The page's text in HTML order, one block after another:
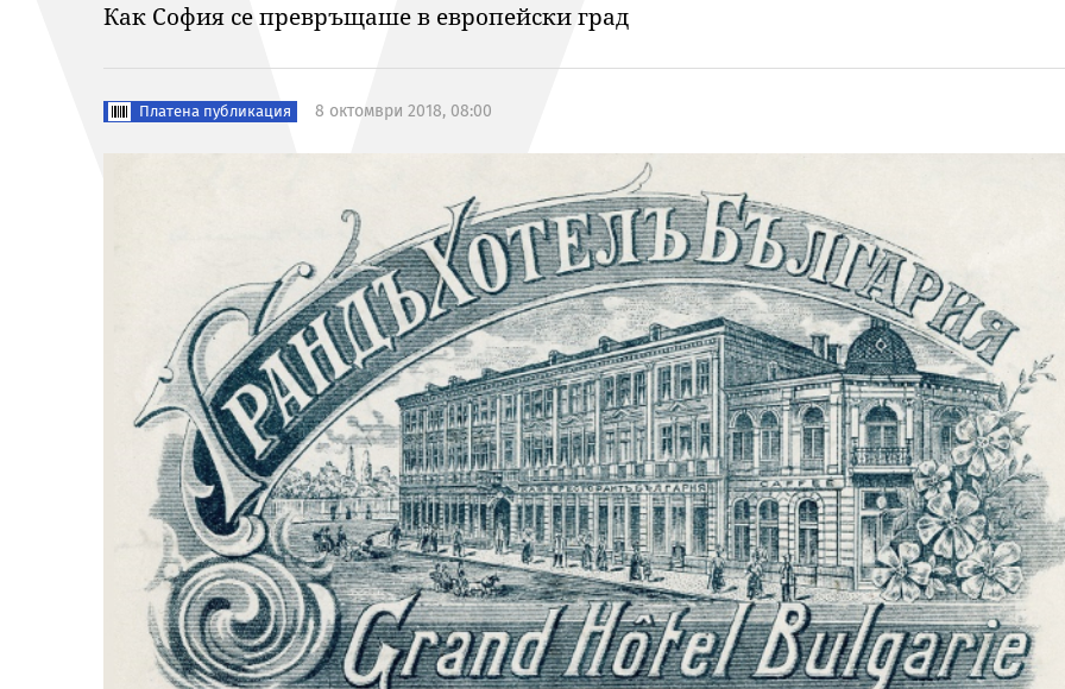
Как София се превръщаше в европейски град
Платена публикация 8 октомври 2018, 08:00